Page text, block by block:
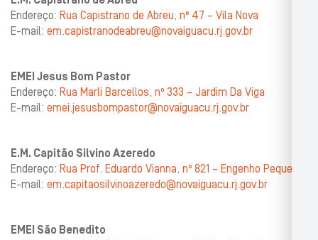
Endereço: Rua Capistrano de Abreu, nº 47 – Vila Nova
E-mail: em.capistranodeabreu@novaiguacu.rj.gov.br
EMEI Jesus Bom Pastor
Endereço: Rua Marli Barcellos, nº 333 – Jardim Da Viga
E-mail: emei.jesusbompastor@novaiguacu.rj.gov.br
E.M. Capitão Silvino Azeredo
Endereço: Rua Prof. Eduardo Vianna, nº 821 – Engenho Pequeno
E-mail: em.capitaosilvinoazeredo@novaiguacu.rj.gov.br
EMEI São Benedito